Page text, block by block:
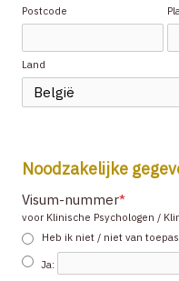
Postcode
Land
Noodzakelijke
Visum-nummer*
voor Klinische Psychologen /
Heb ik niet / niet van
Ja: